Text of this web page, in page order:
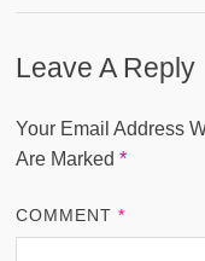
Leave A Reply
Your Email Address
Are Marked *
COMMENT*